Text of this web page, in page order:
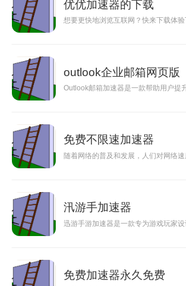
优优加速器的下载
想要更快地浏览互联网？快来下载体
outlook企业邮箱网页版
Outlook邮箱加速器是一款帮助用户提
免费不限速加速器
随着网络的普及和发展，人们对网络
汛游手加速器
迅游手游加速器是一款专为游戏玩家
免费加速器永久免费